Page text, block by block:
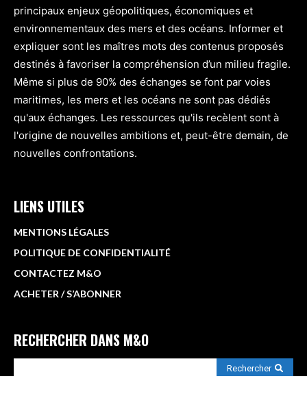
principaux enjeux géopolitiques, économiques et
environnementaux des mers et des océans. Informer et
expliquer sont les maîtres mots des contenus proposés
destinés à favoriser la compréhension d’un milieu fragile.
Même si plus de 90% des échanges se font par voies
maritimes, les mers et les océans ne sont pas dédiés
qu'aux échanges. Les ressources qu'ils recèlent sont à
l'origine de nouvelles ambitions et, peut-être demain, de
nouvelles confrontations.
LIENS UTILES
MENTIONS LÉGALES
POLITIQUE DE CONFIDENTIALITÉ
CONTACTEZ M&O
ACHETER / S’ABONNER
RECHERCHER DANS M&O
Rechercher